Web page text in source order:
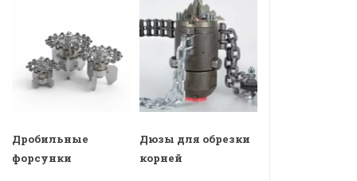
Дробильные
форсунки
Дюзы для обрезки
корней